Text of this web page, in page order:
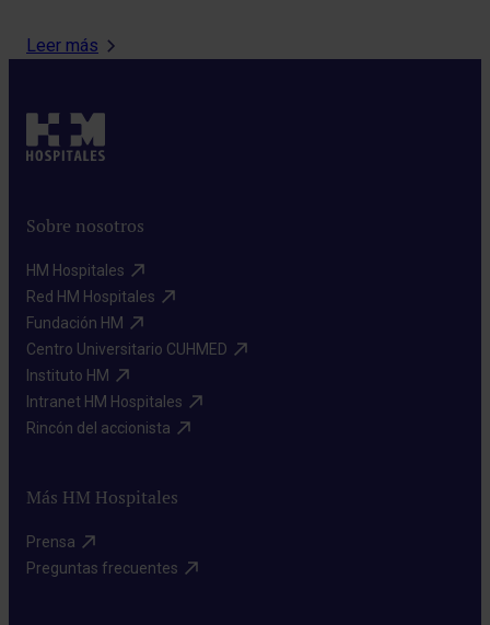
Leer más
Sobre nosotros
HM Hospitales​
Red HM Hospitales​
Fundación HM​
Centro Universitario CUHMED​
Instituto HM​
Intranet HM Hospitales​
Rincón del accionista​
Más HM Hospitales
Prensa​
Preguntas frecuentes​